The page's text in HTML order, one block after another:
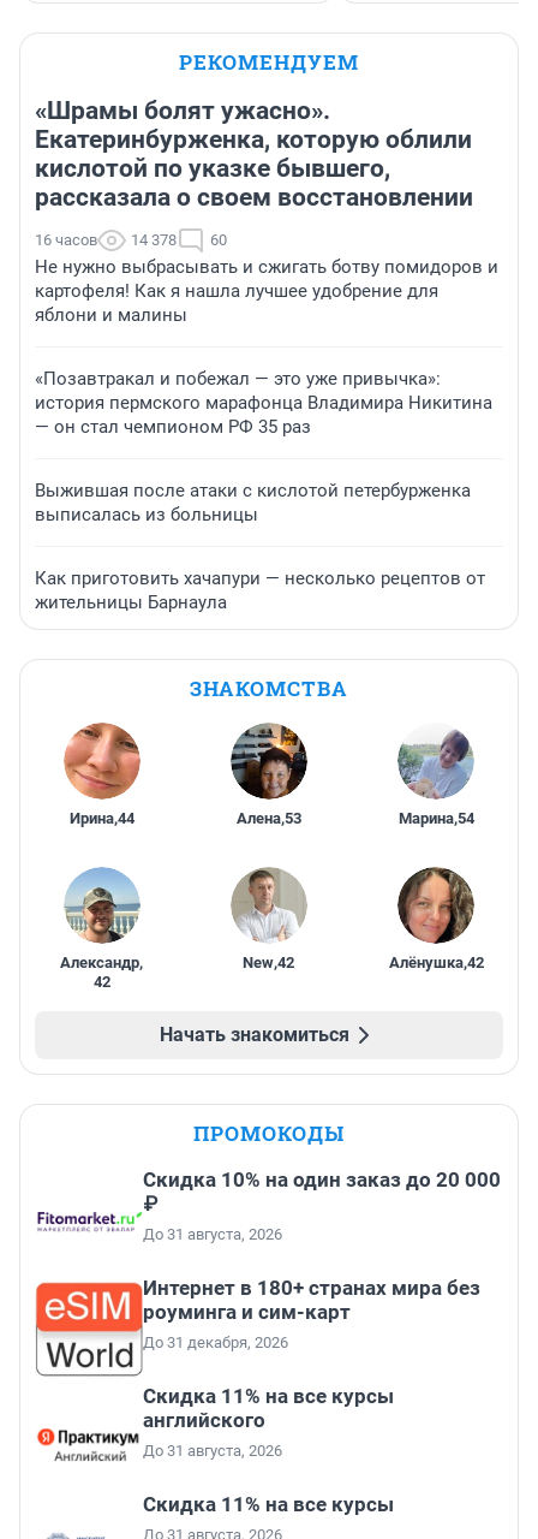
РЕКОМЕНДУЕМ
«Шрамы болят ужасно».
Екатеринбурженка, которую облили
кислотой по указке бывшего,
рассказала о своем восстановлении
16 часов 14 378 60
Не нужно выбрасывать и сжигать ботву помидоров и
картофеля! Как я нашла лучшее удобрение для
яблони и малины
«Позавтракал и побежал — это уже привычка»:
история пермского марафонца Владимира Никитина
— он стал чемпионом РФ 35 раз
Выжившая после атаки с кислотой петербурженка
выписалась из больницы
Как приготовить хачапури — несколько рецептов от
жительницы Барнаула
ЗНАКОМСТВА
Ирина,44 Алена,53 Марина,54
Александр,
42
New,42 Алёнушка,42
Начать знакомиться
ПРОМОКОДЫ
Скидка 10% на один заказ до 20 000
₽
До 31 августа, 2026
Интернет в 180+ странах мира без
роуминга и сим-карт
До 31 декабря, 2026
Скидка 11% на все курсы
английского
До 31 августа, 2026
Скидка 11% на все курсы
До 31 августа, 2026